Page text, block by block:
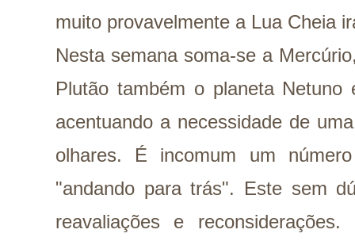
muito provavelmente a Lua Cheia
Nesta semana soma-se a
Plutão também o planeta Netuno
acentuando a necessidade de
olhares. É incomum um
"andando para trás". Este sem
reavaliações e